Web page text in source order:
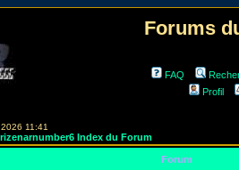
Forums
FAQ
Profil
11:41
Index du Forum
Forum